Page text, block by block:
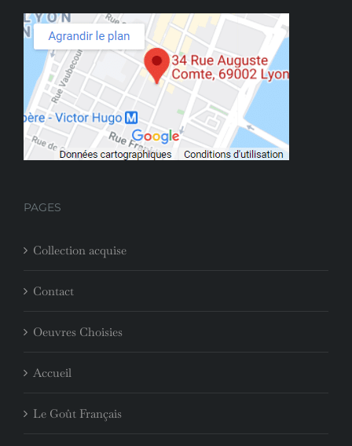
PAGES
Collection acquise
Contact
Oeuvres Choisies
Accueil
Le Goût Français